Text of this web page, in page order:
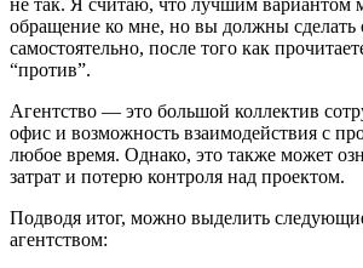
обращение ко мне, но вы должны сделать
самостоятельно, после того как
“против”.
Агентство — это большой коллектив
офис и возможность взаимодействия с
любое время. Однако, это также может
затрат и потерю контроля над проектом.
Подводя итог, можно выделить
агентством: